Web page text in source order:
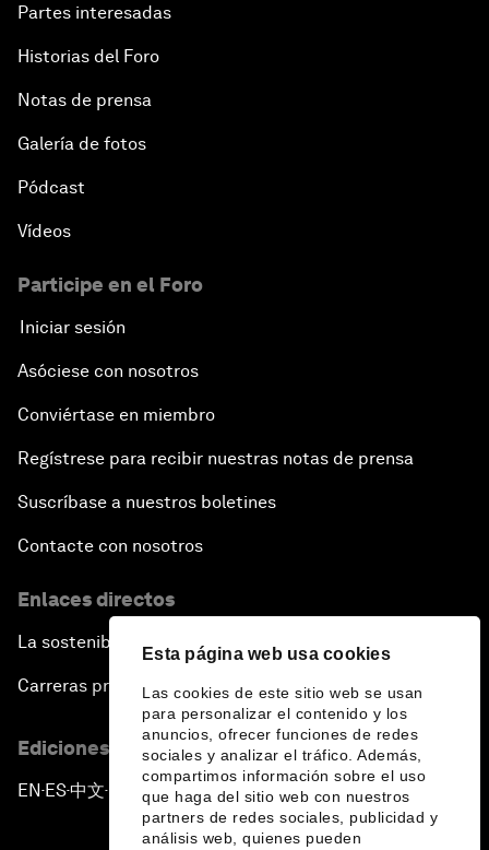
Esta página web usa cookies
Las cookies de este sitio web se usan
para personalizar el contenido y los
anuncios, ofrecer funciones de redes
sociales y analizar el tráfico. Además,
compartimos información sobre el uso
que haga del sitio web con nuestros
partners de redes sociales, publicidad y
análisis web, quienes pueden
Partes interesadas
Historias del Foro
Notas de prensa
Galería de fotos
Pódcast
Vídeos
Participe en el Foro
Iniciar sesión
Asóciese con nosotros
Conviértase en miembro
Regístrese para recibir nuestras notas de prensa
Suscríbase a nuestros boletines
Contacte con nosotros
Enlaces directos
La sostenibilidad en el Foro
Carreras profesionales
Ediciones en otros idiomas
EN ▪ES▪中文▪ 日本語